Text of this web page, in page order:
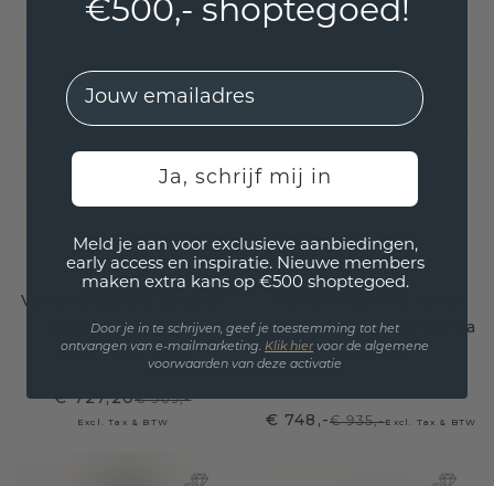
Verlovingsring Crystal
RND 2 585 goud
zirkonia 7 mm
€ 727,20€ 909,-
Excl. Tax & BTW
RND 585 goud zirkonia
6.5 mm
€ 748,-€ 935,-Excl. Tax & BTW
€500,- shoptegoed!
EMail
Ja, schrijf mij in
Meld je aan voor exclusieve aanbiedingen,
early access en inspiratie. Nieuwe members
maken extra kans op €500 shoptegoed.
Door je in te schrijven, geef je toestemming tot het
ontvangen van e-mailmarketing. Klik hiervoor de algemene
voorwaarden van deze activatie